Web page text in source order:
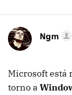
Ngm
Microsoft está
torno a